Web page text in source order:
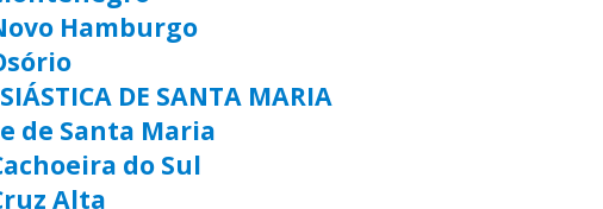
Hamburgo
DE SANTA MARIA
de Santa Maria
do Sul
Alta